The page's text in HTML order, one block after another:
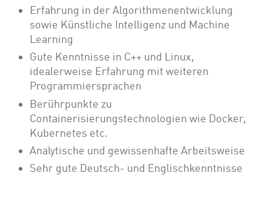
Erfahrung in der Algorithmenentwicklung
sowie Künstliche Intelligenz und Machine
Learning
Gute Kenntnisse in C++ und Linux,
idealerweise Erfahrung mit weiteren
Programmiersprachen
Berührpunkte zu
Containerisierungstechnologien wie Docker,
Kubernetes etc.
Analytische und gewissenhafte Arbeitsweise
Sehr gute Deutsch- und Englischkenntnisse